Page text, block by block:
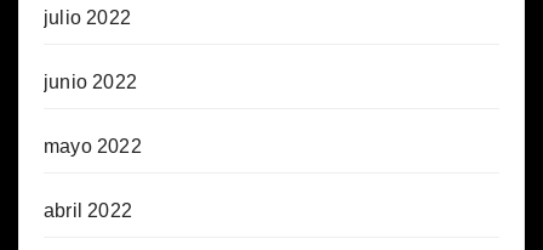
julio 2022
junio 2022
mayo 2022
abril 2022